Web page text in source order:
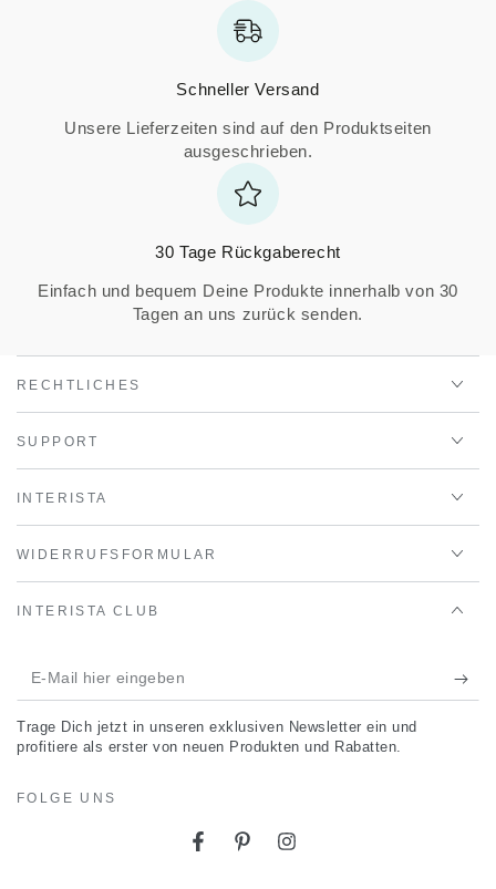
Schneller Versand
Unsere Lieferzeiten sind auf den Produktseiten
ausgeschrieben.
30 Tage Rückgaberecht
Einfach und bequem Deine Produkte innerhalb von 30
Tagen an uns zurück senden.
RECHTLICHES
SUPPORT
INTERISTA
WIDERRUFSFORMULAR
INTERISTA CLUB
E-
Mail
hier
Trage Dich jetzt in unseren exklusiven Newsletter ein und
profitiere als erster von neuen Produkten und Rabatten.
FOLGE UNS
FacebookPinterestInstagram